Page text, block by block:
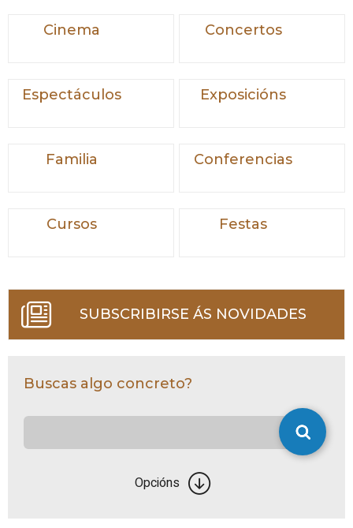
Cinema Concertos
Espectáculos Exposicións
Familia Conferencias
Cursos Festas
SUBSCRIBIRSE ÁS NOVIDADES
Buscas algo concreto?
Opcións